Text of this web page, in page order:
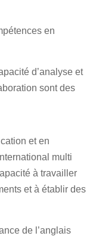
en
d’analyse et
sont des
et en
multi
à travailler
et à établir des
de l’anglais